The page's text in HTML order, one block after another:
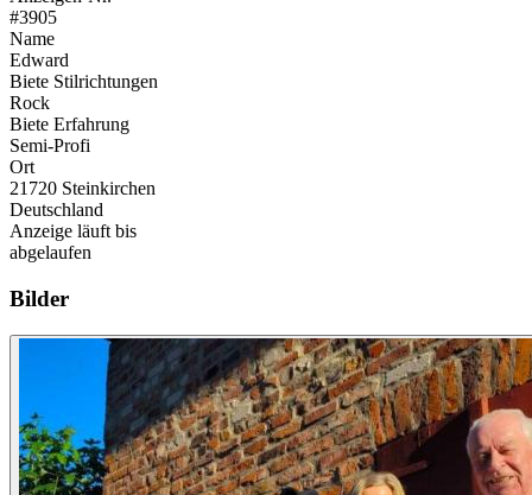
#3905
Name
Edward
Biete Stilrichtungen
Rock
Biete Erfahrung
Semi-Profi
Ort
21720 Steinkirchen
Deutschland
Anzeige läuft bis
abgelaufen
Bilder